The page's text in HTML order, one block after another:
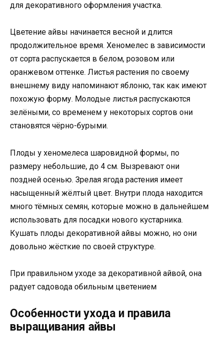
для декоративного оформления участка.
Цветение айвы начинается весной и длится
продолжительное время. Хеномелес в зависимости
от сорта распускается в белом, розовом или
оранжевом оттенке. Листья растения по своему
внешнему виду напоминают яблоню, так как имеют
похожую форму. Молодые листья распускаются
зелёными, со временем у некоторых сортов они
становятся чёрно-бурыми.
Плоды у хеномелеса шаровидной формы, по
размеру небольшие, до 4 см. Вызревают они
поздней осенью. Зрелая ягода растения имеет
насыщенный жёлтый цвет. Внутри плода находится
много тёмных семян, которые можно в дальнейшем
использовать для посадки нового кустарника.
Кушать плоды декоративной айвы можно, но они
довольно жёсткие по своей структуре.
При правильном уходе за декоративной айвой, она
радует садовода обильным цветением
Особенности ухода и правила
выращивания айвы